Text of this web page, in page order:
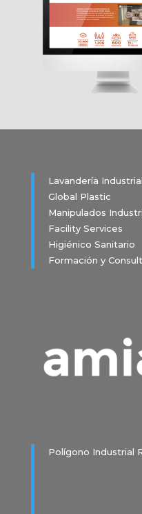
Lavandería Industrial
Global Plastic
Manipulados
Facility Services
Higiénico Sanitario
Formación y
Polígono Industrial